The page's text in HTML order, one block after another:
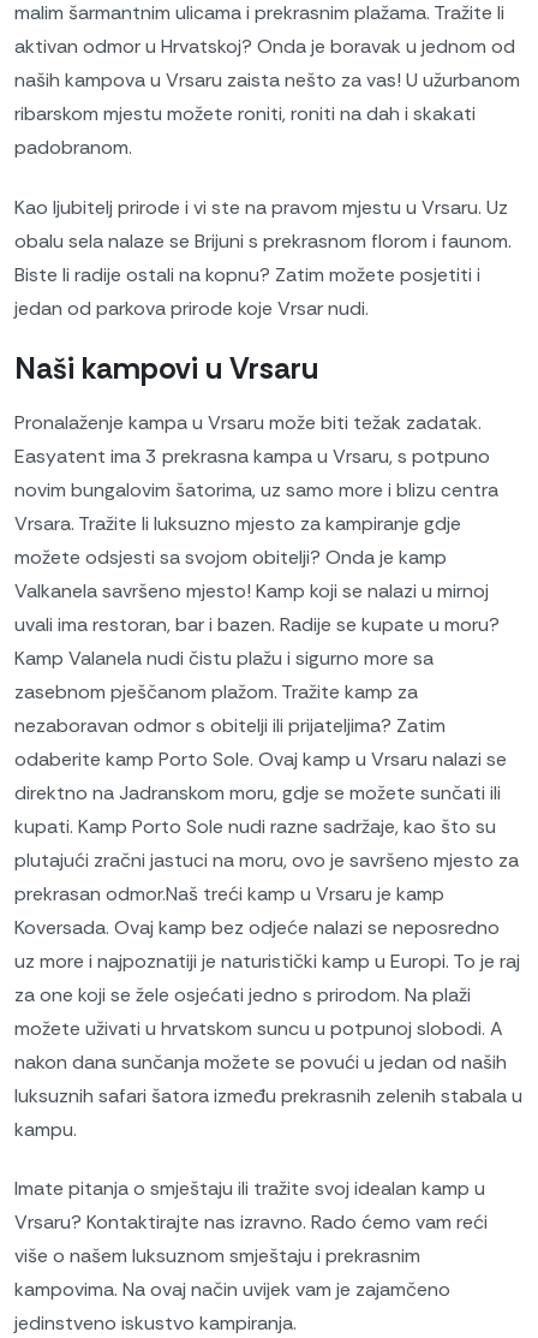
malim šarmantnim ulicama i prekrasnim plažama. Tražite li
aktivan odmor u Hrvatskoj? Onda je boravak u jednom od
naših kampova u Vrsaru zaista nešto za vas! U užurbanom
ribarskom mjestu možete roniti, roniti na dah i skakati
padobranom.
Kao ljubitelj prirode i vi ste na pravom mjestu u Vrsaru. Uz
obalu sela nalaze se Brijuni s prekrasnom florom i faunom.
Biste li radije ostali na kopnu? Zatim možete posjetiti i
jedan od parkova prirode koje Vrsar nudi.
Naši kampovi u Vrsaru
Pronalaženje kampa u Vrsaru može biti težak zadatak.
Easyatent ima 3 prekrasna kampa u Vrsaru, s potpuno
novim bungalovim šatorima, uz samo more i blizu centra
Vrsara. Tražite li luksuzno mjesto za kampiranje gdje
možete odsjesti sa svojom obitelji? Onda je kamp
Valkanela savršeno mjesto! Kamp koji se nalazi u mirnoj
uvali ima restoran, bar i bazen. Radije se kupate u moru?
Kamp Valanela nudi čistu plažu i sigurno more sa
zasebnom pješčanom plažom. Tražite kamp za
nezaboravan odmor s obitelji ili prijateljima? Zatim
odaberite kamp Porto Sole. Ovaj kamp u Vrsaru nalazi se
direktno na Jadranskom moru, gdje se možete sunčati ili
kupati. Kamp Porto Sole nudi razne sadržaje, kao što su
plutajući zračni jastuci na moru, ovo je savršeno mjesto za
prekrasan odmor.Naš treći kamp u Vrsaru je kamp
Koversada. Ovaj kamp bez odjeće nalazi se neposredno
uz more i najpoznatiji je naturistički kamp u Europi. To je raj
za one koji se žele osjećati jedno s prirodom. Na plaži
možete uživati ​​u hrvatskom suncu u potpunoj slobodi. A
nakon dana sunčanja možete se povući u jedan od naših
luksuznih safari šatora između prekrasnih zelenih stabala u
kampu.
Imate pitanja o smještaju ili tražite svoj idealan kamp u
Vrsaru? Kontaktirajte nas izravno. Rado ćemo vam reći
više o našem luksuznom smještaju i prekrasnim
kampovima. Na ovaj način uvijek vam je zajamčeno
jedinstveno iskustvo kampiranja.